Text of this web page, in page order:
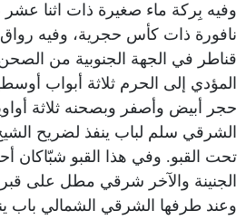
وفيه بِركة ماء صغيرة ذات اثنا
نافورة ذات كأس حجرية، وفيه
قناطر في الجهة الجنوبية من
المؤدي إلى الحرم ثلاثة أبواب
حجر أبيض وأصفر وبصحنه ثلاثة
الشرقي سلم لباب ينفذ لضريح
تحت القبو. وفي هذا القبو شبّاكان
الجنينة والآخر شرقي مطل على
وعند طرفها الشرقي الشمالي باب